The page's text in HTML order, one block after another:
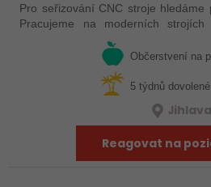
Pro seřizování CNC stroje hledáme
Pracujeme na moderních strojích
prostředí. Pracovistě u Jihlavy.
Občerstvení na
5 týdnů dovolené
Jihlava
Reagovat na